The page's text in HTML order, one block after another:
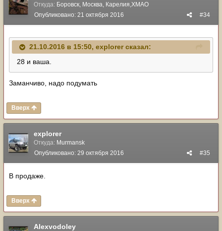
Откуда: Боровск, Москва, Карелия,ХМАО
#34
Опубликовано: 21 октября 2016
21.10.2016 в 15:50, explorer сказал:
28 и ваша.
Заманчиво, надо подумать
Вверх
explorer
Откуда: Murmansk
#35
Опубликовано: 29 октября 2016
В продаже.
Вверх
Alexvodoley